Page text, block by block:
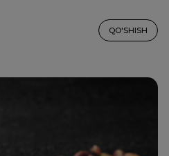
QO'SHISH